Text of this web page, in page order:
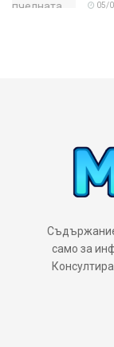
05/
само за